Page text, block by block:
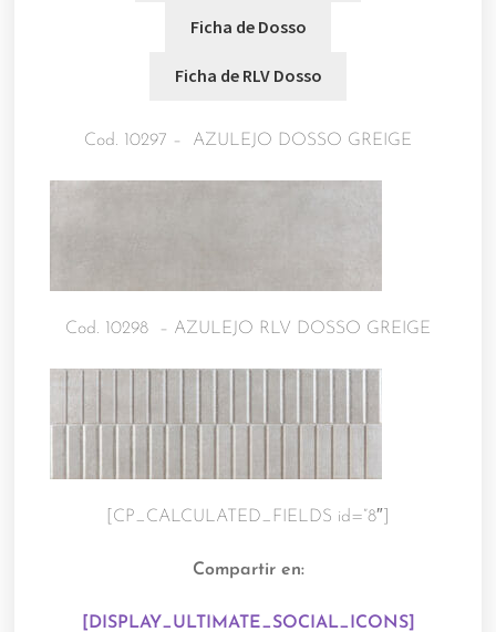
Cod. 10297 – AZULEJO DOSSO GREIGE
Cod. 10298 – AZULEJO RLV DOSSO GREIGE
[CP_CALCULATED_FIELDS id=”8″]
Compartir en:
[DISPLAY_ULTIMATE_SOCIAL_ICONS]